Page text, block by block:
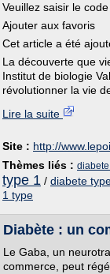
Veuillez saisir le
Ajouter aux favoris
Cet article a été
La découverte que
Institut de biologie
révolutionner la vie
Lire la suite
Site : http://
Thèmes liés :
type 1 / diabete
1 type
Diabète : un
Le Gaba, un
commerce, peut